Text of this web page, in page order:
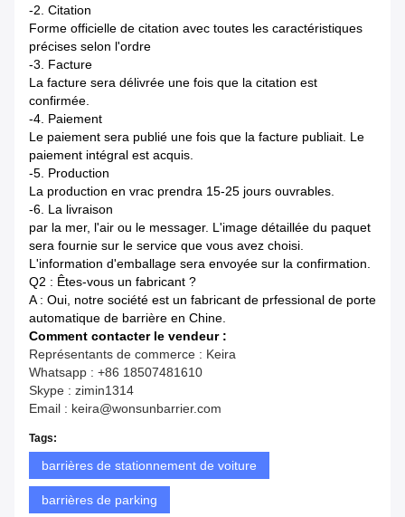
-2. Citation
Forme officielle de citation avec toutes les caractéristiques
précises selon l'ordre
-3. Facture
La facture sera délivrée une fois que la citation est
confirmée.
-4. Paiement
Le paiement sera publié une fois que la facture publiait. Le
paiement intégral est acquis.
-5. Production
La production en vrac prendra 15-25 jours ouvrables.
-6. La livraison
par la mer, l'air ou le messager. L'image détaillée du paquet
sera fournie sur le service que vous avez choisi.
L'information d'emballage sera envoyée sur la confirmation.
Q2 : Êtes-vous un fabricant ?
A : Oui, notre société est un fabricant de prfessional de porte
automatique de barrière en Chine.
Comment contacter le vendeur :
Représentants de commerce : Keira
Whatsapp : +86 18507481610
Skype : zimin1314
Email : keira@wonsunbarrier.com
Tags:
barrières de stationnement de voiture
barrières de parking